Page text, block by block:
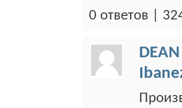
0 ответов |
DEAN